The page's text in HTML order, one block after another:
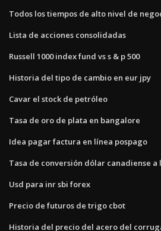
Todos los tiempos de alto nivel de
Lista de acciones consolidadas
Russell 1000 index fund vs s & p 500
Historia del tipo de cambio en eur jpy
Cavar el stock de petróleo
Tasa de oro de plata en bangalore
Idea pagar factura en línea pospago
Tasa de conversión dólar canadiense
Usd para inr sbi forex
Precio de futuros de trigo cbot
Historia del precio del acero del